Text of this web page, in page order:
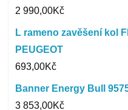
2 990,00Kč
L rameno zavěšení kol
PEUGEOT
693,00Kč
Banner Energy Bull
3 853,00Kč